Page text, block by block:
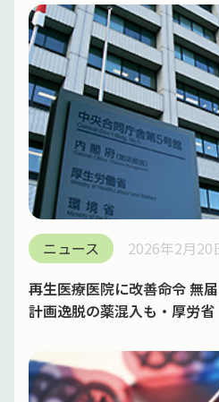
ニュース
2026年2月20
再生医療医院に改善命令 無
計画逸脱の薬混入も・厚労省